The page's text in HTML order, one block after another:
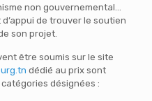
non gouvernemental…
de trouver le soutien
son projet.
être soumis sur le site
dédié au prix sont
désignées :